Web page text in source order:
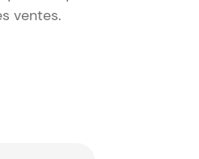
ventes.